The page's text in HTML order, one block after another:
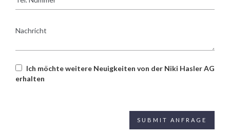
Nummer
Ich möchte weitere Neuigkeiten von der Niki Hasler AG
erhalten